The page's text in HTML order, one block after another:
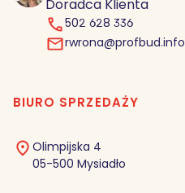
Doradca Klienta
502 628 336
rwrona@profbud.info
BIURO SPRZEDAŻY
Olimpijska 4
05-500 Mysiadło